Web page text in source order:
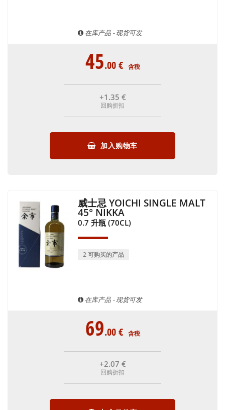
在库产品 - 现货可发
45.00€ 含税
+1 .35 €
回购折扣
加入购物车
威士忌 YOICHI SINGLE MALT
45° NIKKA
0.7 升瓶 (70CL)
2 可购买的产品
在库产品 - 现货可发
69.00€ 含税
+2.07 €
回购折扣